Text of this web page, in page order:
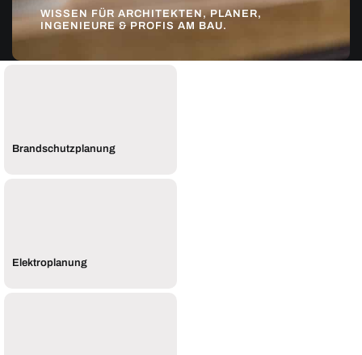
WISSEN FÜR ARCHITEKTEN, PLANER,
INGENIEURE & PROFIS AM BAU.
Brandschutzplanung
Elektroplanung